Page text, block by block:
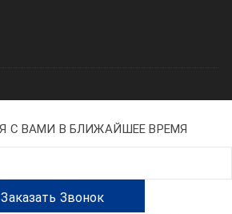
С ВАМИ В БЛИЖАЙШЕЕ ВРЕМЯ